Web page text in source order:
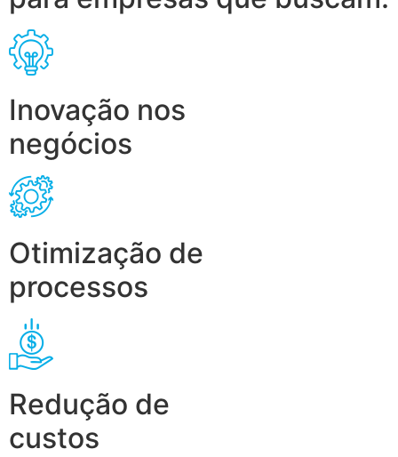
Inovação nos
negócios
Otimização de
processos
Redução de
custos